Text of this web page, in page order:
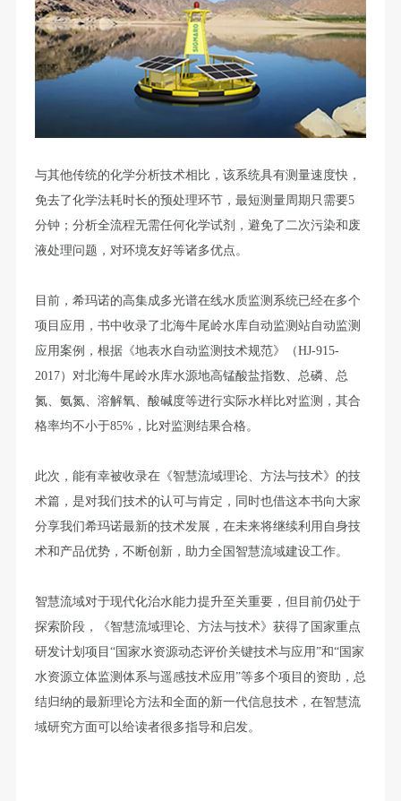
与其他传统的化学分析技术相比，该系统具有测量速度快，
免去了化学法耗时长的预处理环节，最短测量周期只需要5
分钟；分析全流程无需任何化学试剂，避免了二次污染和废
液处理问题，对环境友好等诸多优点。
目前，希玛诺的高集成多光谱在线水质监测系统已经在多个
项目应用，书中收录了北海牛尾岭水库自动监测站自动监测
应用案例，根据《地表水自动监测技术规范》（HJ-915-
2017）对北海牛尾岭水库水源地高锰酸盐指数、总磷、总
氮、氨氮、溶解氧、酸碱度等进行实际水样比对监测，其合
格率均不小于85%，比对监测结果合格。
此次，能有幸被收录在《智慧流域理论、方法与技术》的技
术篇，是对我们技术的认可与肯定，同时也借这本书向大家
分享我们希玛诺最新的技术发展，在未来将继续利用自身技
术和产品优势，不断创新，助力全国智慧流域建设工作。
智慧流域对于现代化治水能力提升至关重要，但目前仍处于
探索阶段，《智慧流域理论、方法与技术》获得了国家重点
研发计划项目“国家水资源动态评价关键技术与应用”和“国家
水资源立体监测体系与遥感技术应用”等多个项目的资助，总
结归纳的最新理论方法和全面的新一代信息技术，在智慧流
域研究方面可以给读者很多指导和启发。